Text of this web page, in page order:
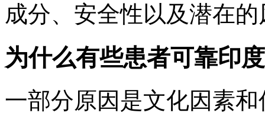
成分、安全性以及潜在
为什么有些患者可靠印
一部分原因是文化因素